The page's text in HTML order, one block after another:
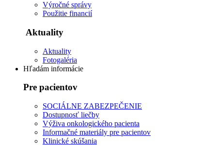
Výročné správy
Použitie financií
Aktuality
Aktuality
Fotogaléria
Hľadám informácie
Pre pacientov
SOCIÁLNE ZABEZPEČENIE
Dostupnosť liečby
Výživa onkologického pacienta
Informačné materiály pre pacientov
Klinické skúšania